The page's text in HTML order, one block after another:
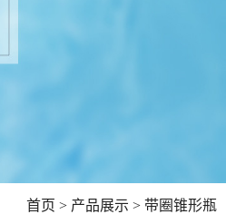
首页 > 产品展示 > 带圈锥形瓶